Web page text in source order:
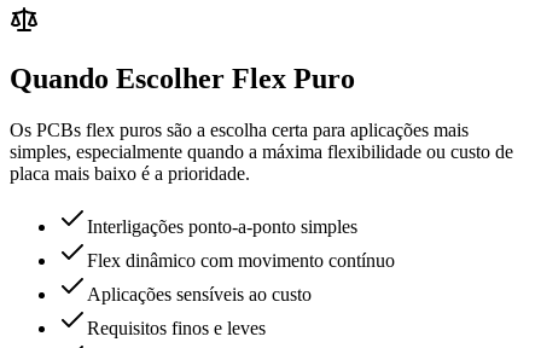
Quando Escolher Flex Puro
Os PCBs flex puros são a escolha certa para aplicações mais
simples, especialmente quando a máxima flexibilidade ou custo de
placa mais baixo é a prioridade.
Interligações ponto-a-ponto simples
Flex dinâmico com movimento contínuo
Aplicações sensíveis ao custo
Requisitos finos e leves